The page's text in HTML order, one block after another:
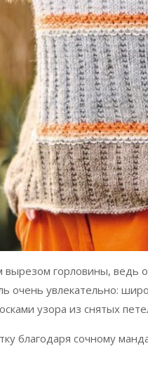
вырезом горловины, ведь
очень увлекательно:
узора из снятых
благодаря сочному